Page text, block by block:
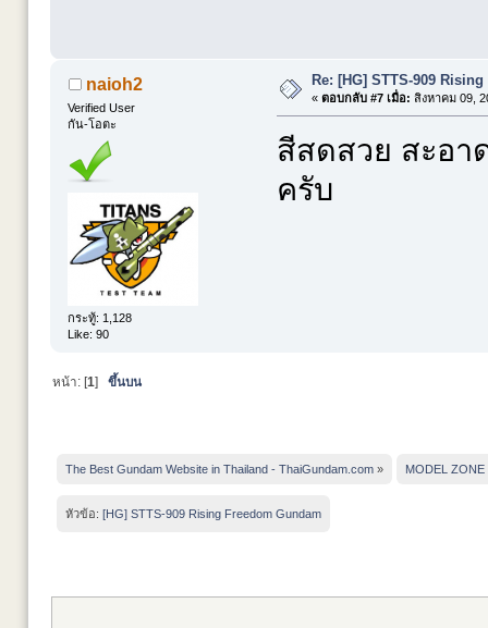
naioh2
Verified User
กัน-โอตะ
กระทู้: 1,128
Like: 90
Re: [HG] STTS-909
« ตอบกลับ #7 เมื่อ: สิงหาคม 09,
สีสดสวย สะอา
ครับ
หน้า: [1] ขึ้นบน
The Best Gundam Website in Thailand - ThaiGundam.com » MODEL ZONE
หัวข้อ: [HG] STTS-909 Rising Freedom Gundam